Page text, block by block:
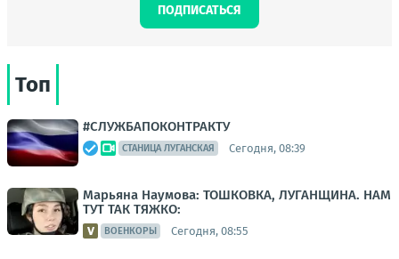
ПОДПИСАТЬСЯ
Топ
#СЛУЖБАПОКОНТРАКТУ
СТАНИЦА ЛУГАНСКАЯ Сегодня, 08:39
Марьяна Наумова: ТОШКОВКА, ЛУГАНЩИНА. НАМ
ТУТ ТАК ТЯЖКО:
ВОЕНКОРЫ Сегодня, 08:55